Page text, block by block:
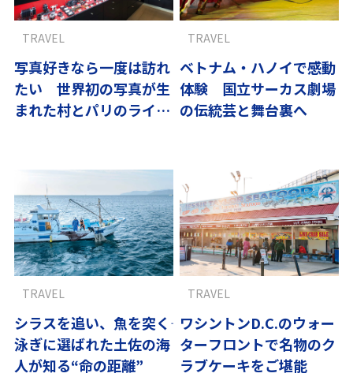
写真好きなら一度は訪れ
たい 世界初の写真が生
まれた村とパリのライカ
TRAVEL
ベトナム・ハノイで感動
体験 国立サーカス劇場
の伝統芸と舞台裏へ
TRAVEL
シラスを追い、魚を突く――
泳ぎに選ばれた土佐の海
人が知る“命の距離”
TRAVEL
ワシントンD.C.のウォー
ターフロントで名物のク
ラブケーキをご堪能
TRAVEL